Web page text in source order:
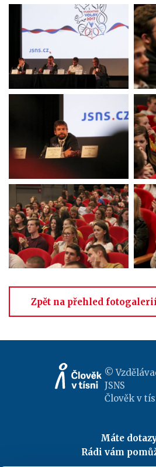
Zpět na přehled fotogalerií
©
JSNS
Člověk v
Máte
Rádi vám